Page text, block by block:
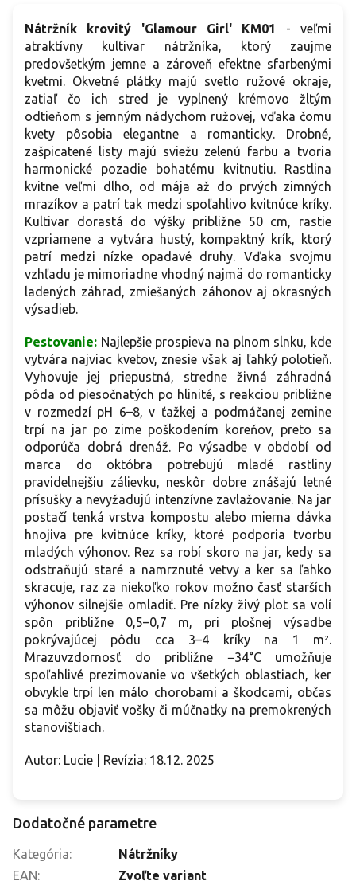
Nátržník krovitý 'Glamour Girl' KM01 - veľmi
atraktívny kultivar nátržníka, ktorý zaujme
predovšetkým jemne a zároveň efektne sfarbenými
kvetmi. Okvetné plátky majú svetlo ružové okraje,
zatiaľ čo ich stred je vyplnený krémovo žltým
odtieňom s jemným nádychom ružovej, vďaka čomu
kvety pôsobia elegantne a romanticky. Drobné,
zašpicatené listy majú sviežu zelenú farbu a tvoria
harmonické pozadie bohatému kvitnutiu. Rastlina
kvitne veľmi dlho, od mája až do prvých zimných
mrazíkov a patrí tak medzi spoľahlivo kvitnúce kríky.
Kultivar dorastá do výšky približne 50 cm, rastie
vzpriamene a vytvára hustý, kompaktný krík, ktorý
patrí medzi nízke opadavé druhy. Vďaka svojmu
vzhľadu je mimoriadne vhodný najmä do romanticky
ladených záhrad, zmiešaných záhonov aj okrasných
výsadieb.
Pestovanie: Najlepšie prospieva na plnom slnku, kde
vytvára najviac kvetov, znesie však aj ľahký polotieň.
Vyhovuje jej priepustná, stredne živná záhradná
pôda od piesočnatých po hlinité, s reakciou približne
v rozmedzí pH 6–8, v ťažkej a podmáčanej zemine
trpí na jar po zime poškodením koreňov, preto sa
odporúča dobrá drenáž. Po výsadbe v období od
marca do októbra potrebujú mladé rastliny
pravidelnejšiu zálievku, neskôr dobre znášajú letné
prísušky a nevyžadujú intenzívne zavlažovanie. Na jar
postačí tenká vrstva kompostu alebo mierna dávka
hnojiva pre kvitnúce kríky, ktoré podporia tvorbu
mladých výhonov. Rez sa robí skoro na jar, kedy sa
odstraňujú staré a namrznuté vetvy a ker sa ľahko
skracuje, raz za niekoľko rokov možno časť starších
výhonov silnejšie omladiť. Pre nízky živý plot sa volí
spôn približne 0,5–0,7 m, pri plošnej výsadbe
pokrývajúcej pôdu cca 3–4 kríky na 1 m².
Mrazuvzdornosť do približne −34°C umožňuje
spoľahlivé prezimovanie vo všetkých oblastiach, ker
obvykle trpí len málo chorobami a škodcami, občas
sa môžu objaviť vošky či múčnatky na premokrených
stanovištiach.
Autor: Lucie | Revízia: 18.12. 2025
Dodatočné parametre
Kategória:
Nátržníky
EAN:
Zvoľte variant